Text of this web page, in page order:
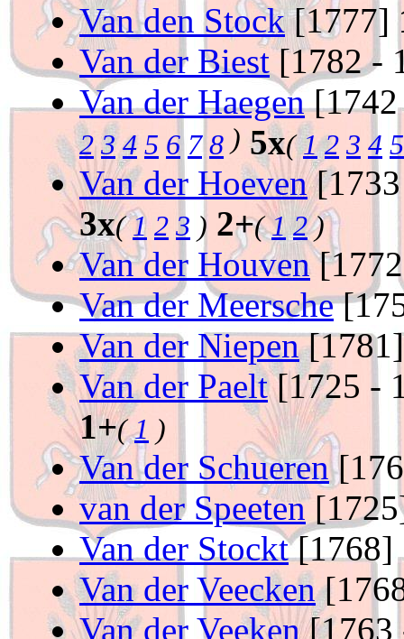
Van den Stock[1777]
Van der Biest[1782 -
Van der Haegen
2 3 4 5 6 7 8) 5x(1 2 3 4 5
Van der Hoeven
3x(1 2 3 ) 2+(1 2)
Van der Houven
Van der Meersche
Van der Niepen
Van der Paelt[1725 -
1+(1 )
Van der Schueren
van der Speeten
Van der Stockt[1768]
Van der Veecken
Van der Veeken[1763